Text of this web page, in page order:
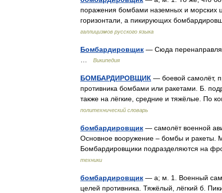
поражения бомбами наземных и морских
горизонтали, а пикирующих
галлицизмов русского языка
Бомбардировщик — Сюда
Википедия
БОМБАРДИРОВЩИК — боевой самолёт,
противника бомбами или ракетами. Б.
также на лёгкие, средние и тяжёлые. По
политехнический словарь
бомбардировщик — самолёт военной
Основное вооружение – бомбы и ракеты.
Бомбардировщики подразделяются на
техники
бомбардировщик — а; м. 1. Военный
целей противника. Тяжёлый, лёгкий б.